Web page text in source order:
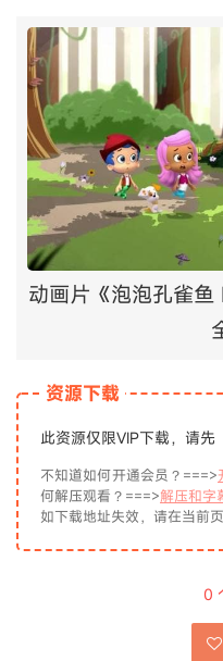
动画片《泡泡孔雀
资源下载
此资源仅限VIP下载，请先
不知道如何开通会员？===>
何解压观看？===>解压和字
如下载地址失效，请在当前
0